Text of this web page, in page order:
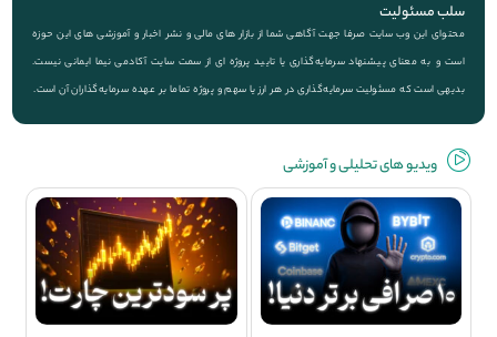
سلب مسئولیت
محتوای این وب سایت صرفا جهت آگاهی شما از بازار های مالی و نشر اخبار و آموزشی های این حوزه
است و به معنای پیشنهاد سرمایه‌گذاری یا تایید پروژه ای از سمت سایت آکادمی نیما ایمانی نیست.
بدیهی است که مسئولیت سرمایه‌گذاری در هر ارز یا سهم و پروژه تماما بر عهده سرمایه‌گذاران آن است.
ویديو های تحلیلی و آموزشی